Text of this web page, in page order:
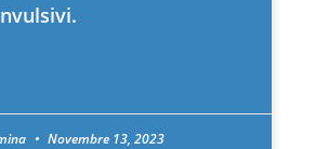
Novembre 13, 2023